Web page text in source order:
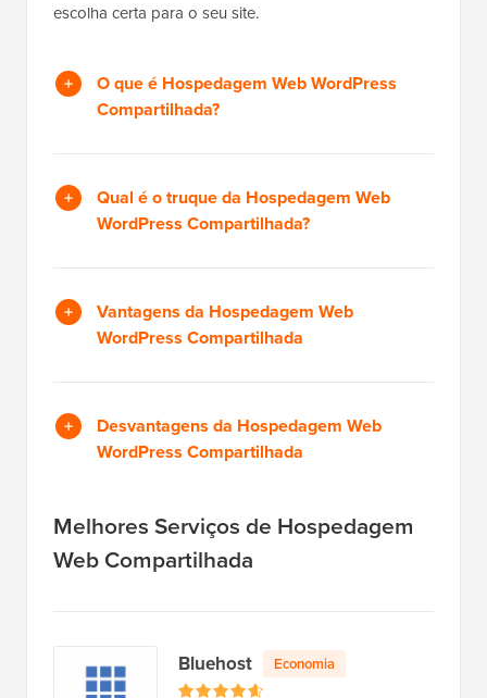
escolha certa para o seu site.
O que é Hospedagem Web WordPress
Compartilhada?
Qual é o truque da Hospedagem Web
WordPress Compartilhada?
Vantagens da Hospedagem Web
WordPress Compartilhada
Desvantagens da Hospedagem Web
WordPress Compartilhada
Melhores Serviços de Hospedagem
Web Compartilhada
Bluehost Economia